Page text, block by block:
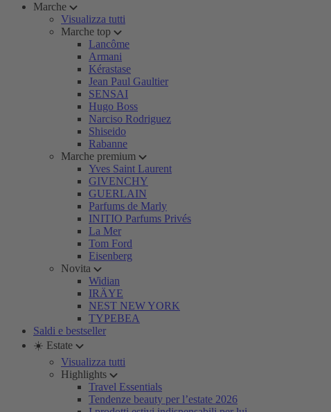
Marche
Visualizza tutti
Marche top
Lancôme
Armani
Kérastase
Jean Paul Gaultier
SENSAI
Hugo Boss
Narciso Rodriguez
Shiseido
Rabanne
Marche premium
Yves Saint Laurent
GIVENCHY
GUERLAIN
Parfums de Marly
INITIO Parfums Privés
La Mer
Tom Ford
Eisenberg
Novita
Widian
IRÄYE
NEST NEW YORK
TYPEBEA
Saldi e bestseller
☀️ Estate
Visualizza tutti
Highlights
Travel Essentials
Tendenze beauty per l’estate 2026